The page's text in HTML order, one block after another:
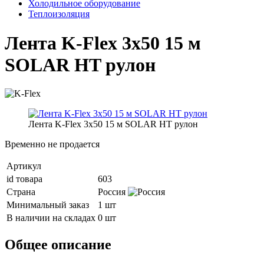
Холодильное оборудование
Теплоизоляция
Лента K-Flex 3x50 15 м
SOLAR HT рулон
Лента K-Flex 3x50 15 м SOLAR HT рулон
Временно не продается
Артикул
id товара
603
Страна
Россия
Минимальный заказ
1 шт
В наличии на складах 0 шт
Общее описание